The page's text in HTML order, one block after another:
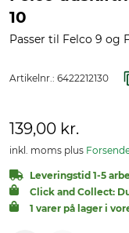
10
Passer til Felco 9 og
Artikelnr.: 6422212130
139,00 kr.
inkl. moms plus
Leveringstid 1-5
Click and Collect:
1 varer på lager i